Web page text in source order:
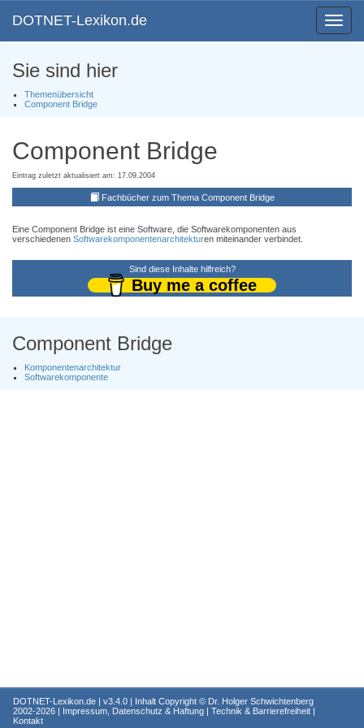
Toggle
DOTNET-Lexikon.de
Sie sind hier
Themenübersicht
Component Bridge
Component Bridge
Eintrag zuletzt aktualisiert am: 17.09.2004
Fachbücher zum Thema Component Bridge
Eine Component Bridge ist eine Software, die Softwarekomponenten aus
verschiedenen Softwarekomponentenarchitekturen miteinander verbindet.
Sind diese Inhalte hilfreich?
Buy me a coffee
Component Bridge
Komponentenarchitektur
Softwarekomponente
DOTNET-Lexikon.de | v3.4.0 | Inhalt Copyright © Dr. Holger Schwichtenberg
2002-2026 | Impressum, Datenschutz & Haftung | Technik & Barrierefreiheit |
Kontakt